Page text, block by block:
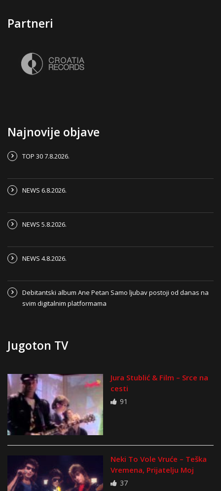
Partneri
Najnovije objave
TOP 30 7.8.2026.
NEWS 6.8.2026.
NEWS 5.8.2026.
NEWS 4.8.2026.
Debitantski album Ane Petan Samo ljubav postoji od danas na
svim digitalnim platformama
Jugoton TV
Jura Stublić & Film – Srce na
cesti
91
Neki To Vole Vruće – Teška
Vremena, Prijatelju Moj
37